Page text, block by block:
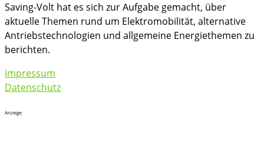
Saving-Volt hat es sich zur Aufgabe gemacht, über
aktuelle Themen rund um Elektromobilität, alternative
Antriebstechnologien und allgemeine Energiethemen zu
berichten.
Impressum
Datenschutz
Anzeige: